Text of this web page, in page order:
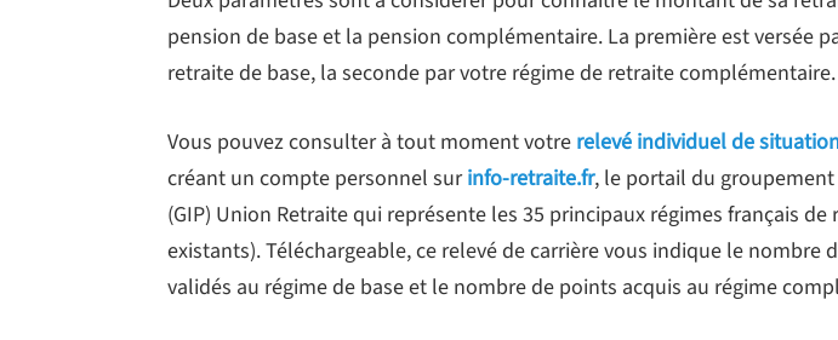
pension de base et la pension complémentaire. La première est versée
retraite de base, la seconde par votre régime de retraite complémentaire.
Vous pouvez consulter à tout moment votre relevé individuel de
créant un compte personnel surinfo-retraite.fr, le portail du
(GIP) Union Retraite qui représente les 35 principaux régimes français de
existants). Téléchargeable, ce relevé de carrière vous indique le nombre
validés au régime de base et le nombre de points acquis au régime